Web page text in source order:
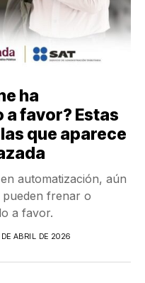
ha
favor? Estas
que aparece
automatización, aún
frenar o
a favor.
ABRIL DE 2026